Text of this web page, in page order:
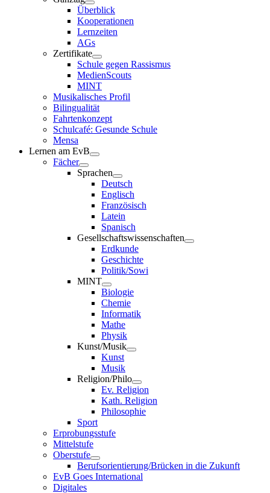
Überblick
Kooperationen
Lernzeiten
AGs
Zertifikate
Schule gegen Rassismus
MedienScouts
MINT
Musikalisches Profil
Bilingualität
Fahrtenkonzept
Schulcafé: Gesunde Schule
Mensa
Lernen am EvB
Fächer
Sprachen
Deutsch
Englisch
Französisch
Latein
Spanisch
Gesellschaftswissenschaften
Erdkunde
Geschichte
Politik/Sowi
MINT
Biologie
Chemie
Informatik
Mathe
Physik
Kunst/Musik
Kunst
Musik
Religion/Philo
Ev. Religion
Kath. Religion
Philosophie
Sport
Erprobungsstufe
Mittelstufe
Oberstufe
Berufsorientierung/Brücken in die Zukunft
EvB Goes International
Digitales